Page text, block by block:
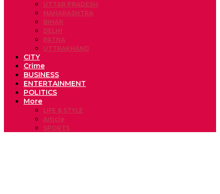
UTTAR PRADESH
MAHARASHTRA
BIHAR
DELHI
PATNA
UTTRAKHAND
CITY
Crime
BUSINESS
ENTERTAINMENT
POLITICS
More
LIFE & STYLE
Article
SPORTS